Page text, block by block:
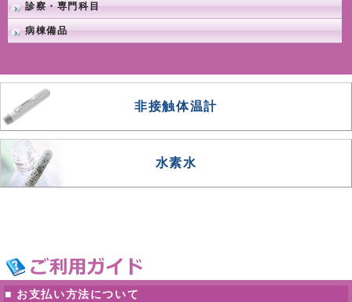
診察・専門科目
病棟備品
非接触体温計
水素水
■ お支払い方法について